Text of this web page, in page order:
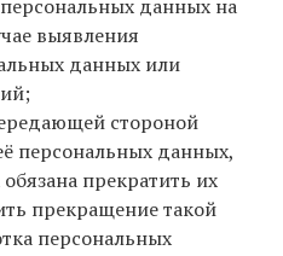
данных на
выявления
данных или
стороной
персональных данных,
прекратить их
прекращение такой
персональных